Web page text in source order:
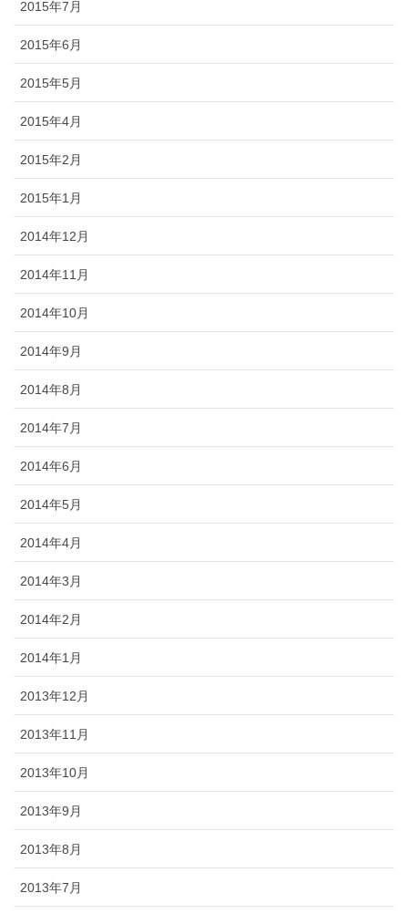
2015年7月
2015年6月
2015年5月
2015年4月
2015年2月
2015年1月
2014年12月
2014年11月
2014年10月
2014年9月
2014年8月
2014年7月
2014年6月
2014年5月
2014年4月
2014年3月
2014年2月
2014年1月
2013年12月
2013年11月
2013年10月
2013年9月
2013年8月
2013年7月